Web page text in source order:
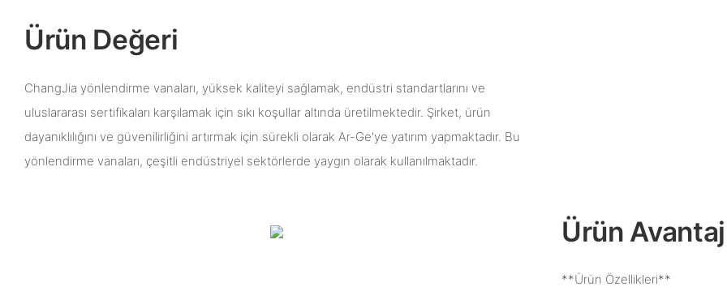
Ürün Değeri
ChangJia yönlendirme vanaları, yüksek kaliteyi sağlamak, endüstri standartlarını ve
uluslararası sertifikaları karşılamak için sıkı koşullar altında üretilmektedir. Şirket, ürün
dayanıklılığını ve güvenilirliğini artırmak için sürekli olarak Ar-Ge'ye yatırım yapmaktadır. Bu
yönlendirme vanaları, çeşitli endüstriyel sektörlerde yaygın olarak kullanılmaktadır.
Ürün
**Ürün Özellikleri**